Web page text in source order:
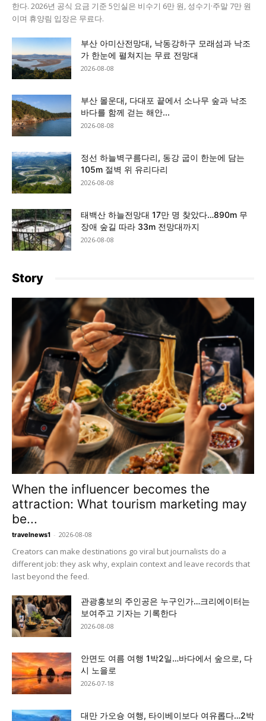
한다. 2026년 공식 요금 기준 5인실은 비수기 6만 원, 성수기·주말 7만 원
이며 휴양림 입장은 무료다.
부산 아미산전망대, 낙동강하구 모래섬과 낙조
가 한눈에 펼쳐지는 무료 전망대
2026-08-08
부산 몰운대, 다대포 끝에서 소나무 숲과 낙조
바다를 함께 걷는 해안...
2026-08-08
정선 하늘벽구름다리, 동강 굽이 한눈에 담는
105m 절벽 위 유리다리
2026-08-08
태백산 하늘전망대 17만 명 찾았다…890m 무
장애 숲길 따라 33m 전망대까지
2026-08-08
Story
When the influencer becomes the
attraction: What tourism marketing may
be...
travelnews1 - 2026-08-08
Creators can make destinations go viral but journalists do a
different job: they ask why, explain context and leave records that
last beyond the feed.
관광홍보의 주인공은 누구인가…크리에이터는
보여주고 기자는 기록한다
2026-08-08
안면도 여름 여행 1박2일…바다에서 숲으로, 다
시 노을로
2026-07-18
대만 가오슝 여행, 타이베이보다 여유롭다…2박